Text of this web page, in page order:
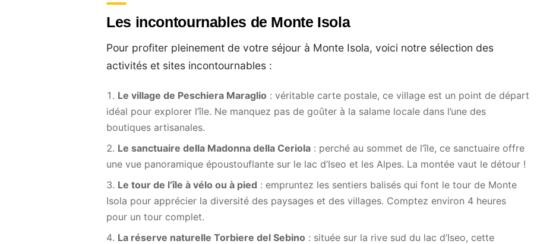
Les incontournables de Monte Isola
Pour profiter pleinement de votre séjour à Monte Isola, voici notre sélection des
activités et sites incontournables :
Le village de Peschiera Maraglio : véritable carte postale, ce village est un point de départ
idéal pour explorer l’île. Ne manquez pas de goûter à la salame locale dans l’une des
boutiques artisanales.
Le sanctuaire della Madonna della Ceriola : perché au sommet de l’île, ce sanctuaire offre
une vue panoramique époustouflante sur le lac d’Iseo et les Alpes. La montée vaut le détour !
Le tour de l’île à vélo ou à pied : empruntez les sentiers balisés qui font le tour de Monte
Isola pour apprécier la diversité des paysages et des villages. Comptez environ 4 heures
pour un tour complet.
La réserve naturelle Torbiere del Sebino : située sur la rive sud du lac d’Iseo, cette